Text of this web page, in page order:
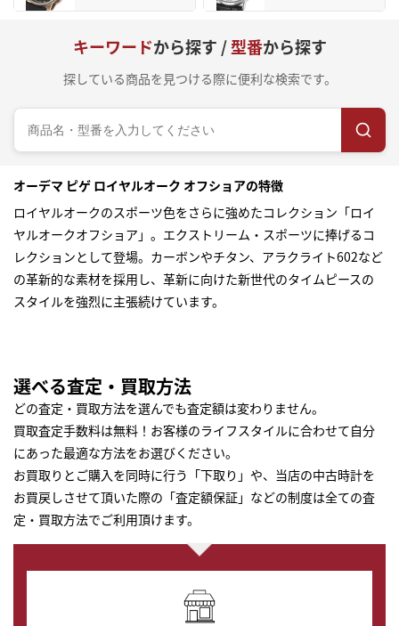
キーワードから探す /型番から探す
探している商品を見つける際に便利な検索です。
オーデマ ピゲ ロイヤルオーク オフショアの特徴
ロイヤルオークのスポーツ色をさらに強めたコレクション「ロイ
ヤルオークオフショア」。エクストリーム・スポーツに捧げるコ
レクションとして登場。カーボンやチタン、アラクライト602など
の革新的な素材を採用し、革新に向けた新世代のタイムピースの
スタイルを強烈に主張続けています。
選べる査定・買取方法
どの査定・買取方法を選んでも査定額は変わりません。
買取査定手数料は無料！お客様のライフスタイルに合わせて自分
にあった最適な方法をお選びください。
お買取りとご購入を同時に行う「下取り」や、当店の中古時計を
お買戻しさせて頂いた際の「査定額保証」などの制度は全ての査
定・買取方法でご利用頂けます。